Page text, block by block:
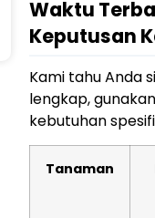
Waktu
Keputusan
Kami tahu Anda
lengkap,
kebutuhan
Tanaman